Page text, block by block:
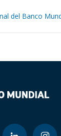
del Banco